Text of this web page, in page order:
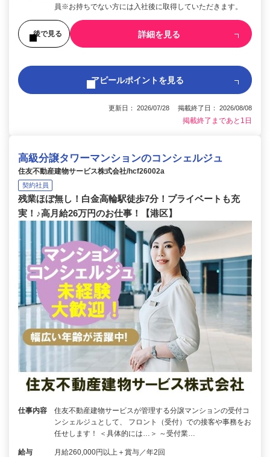
員※お持ちでない方には入社後に取得していただきます。
後で見る 詳細を見る
アピールポイントを見る
更新日： 2026/07/28 掲載終了日： 2026/08/08
掲載終了まであと1日
高級分譲タワーマンションのコンシェルジュ
住友不動産建物サービス株式会社/hcf26002a
契約社員
残業ほぼ無し！白金高輪駅徒歩7分！プライベートも充
実！♪高月給26万円のお仕事！【港区】
仕事内容
住友不動産建物サービスが管理する分譲マンションの受付コ
ンシェルジュとして、 フロント（受付）での接客や事務をお
任せします！ ＜具体的には…＞ ～受付業…
給与 月給260,000円以上＋賞与／年2回